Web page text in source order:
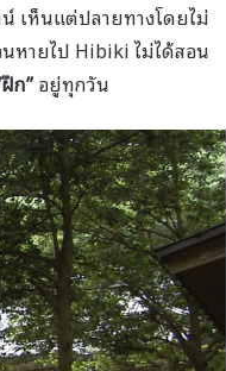
เห็นแต่ปลายทางโดยไม่
หายไป Hibiki ไม่ได้สอน
ฝึก”อยู่ทุกวัน